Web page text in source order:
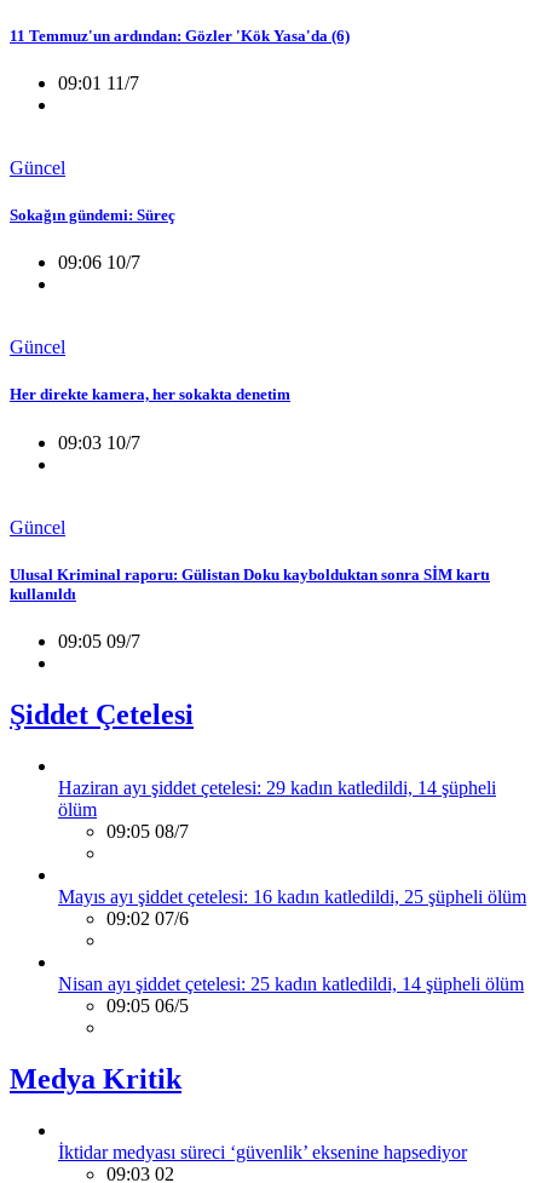
11 Temmuz'un ardından: Gözler 'Kök Yasa'da (6)
09:01 11/7
Güncel
Sokağın gündemi: Süreç
09:06 10/7
Güncel
Her direkte kamera, her sokakta denetim
09:03 10/7
Güncel
Ulusal Kriminal raporu: Gülistan Doku kaybolduktan sonra SİM kartı
kullanıldı
09:05 09/7
Şiddet Çetelesi
Haziran ayı şiddet çetelesi: 29 kadın katledildi, 14 şüpheli
ölüm
09:05 08/7
Mayıs ayı şiddet çetelesi: 16 kadın katledildi, 25 şüpheli ölüm
09:02 07/6
Nisan ayı şiddet çetelesi: 25 kadın katledildi, 14 şüpheli ölüm
09:05 06/5
Medya Kritik
İktidar medyası süreci ‘güvenlik’ eksenine hapsediyor
09:03 02